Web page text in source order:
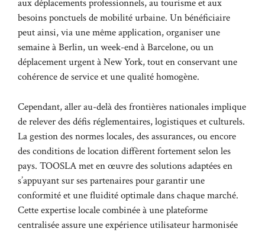
aux déplacements professionnels, au tourisme et aux
besoins ponctuels de mobilité urbaine. Un bénéficiaire
peut ainsi, via une même application, organiser une
semaine à Berlin, un week-end à Barcelone, ou un
déplacement urgent à New York, tout en conservant une
cohérence de service et une qualité homogène.
Cependant, aller au-delà des frontières nationales implique
de relever des défis réglementaires, logistiques et culturels.
La gestion des normes locales, des assurances, ou encore
des conditions de location diffèrent fortement selon les
pays. TOOSLA met en œuvre des solutions adaptées en
s’appuyant sur ses partenaires pour garantir une
conformité et une fluidité optimale dans chaque marché.
Cette expertise locale combinée à une plateforme
centralisée assure une expérience utilisateur harmonisée